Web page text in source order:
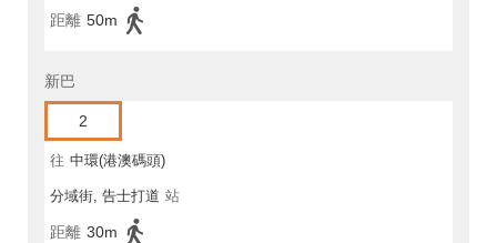
距離 50m
新巴
2
往 中環(港澳碼頭)
分域街, 告士打道 站
距離 30m